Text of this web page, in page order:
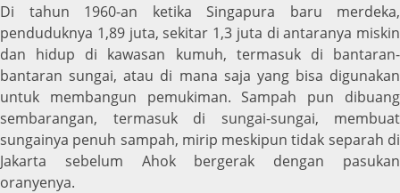
Di tahun 1960-an ketika Singapura baru merdeka,
penduduknya 1,89 juta, sekitar 1,3 juta di antaranya miskin
dan hidup di kawasan kumuh, termasuk di bantaran-
bantaran sungai, atau di mana saja yang bisa digunakan
untuk membangun pemukiman. Sampah pun dibuang
sembarangan, termasuk di sungai-sungai, membuat
sungainya penuh sampah, mirip meskipun tidak separah di
Jakarta sebelum Ahok bergerak dengan pasukan
oranyenya.